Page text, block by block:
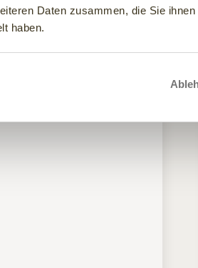
Daten zusammen, die Sie
haben.